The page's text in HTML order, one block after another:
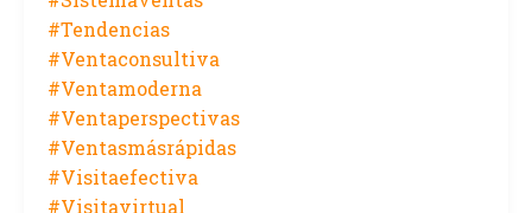
#tendencias
#ventaconsultiva
#ventamoderna
#ventaperspectivas
#ventasmásrápidas
#visitaefectiva
#visitavirtual